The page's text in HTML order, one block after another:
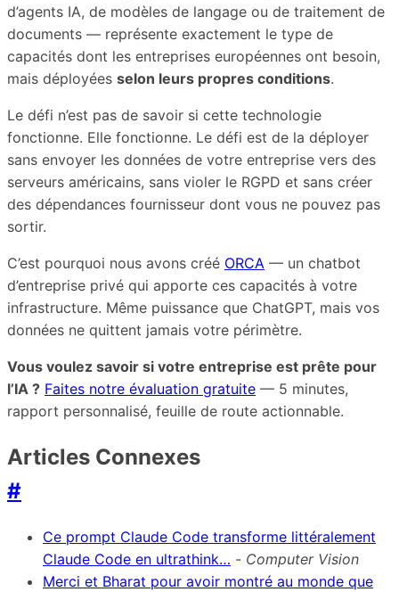
d’agents IA, de modèles de langage ou de traitement de
documents — représente exactement le type de
capacités dont les entreprises européennes ont besoin,
mais déployées selon leurs propres conditions.
Le défi n’est pas de savoir si cette technologie
fonctionne. Elle fonctionne. Le défi est de la déployer
sans envoyer les données de votre entreprise vers des
serveurs américains, sans violer le RGPD et sans créer
des dépendances fournisseur dont vous ne pouvez pas
sortir.
C’est pourquoi nous avons créé ORCA — un chatbot
d’entreprise privé qui apporte ces capacités à votre
infrastructure. Même puissance que ChatGPT, mais vos
données ne quittent jamais votre périmètre.
Vous voulez savoir si votre entreprise est prête pour
l’IA ? Faites notre évaluation gratuite — 5 minutes,
rapport personnalisé, feuille de route actionnable.
Articles Connexes
#
Ce prompt Claude Code transforme littéralement
Claude Code en ultrathink… - Computer Vision
Merci et Bharat pour avoir montré au monde que